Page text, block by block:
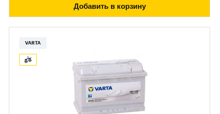
Добавить в корзину
VARTA